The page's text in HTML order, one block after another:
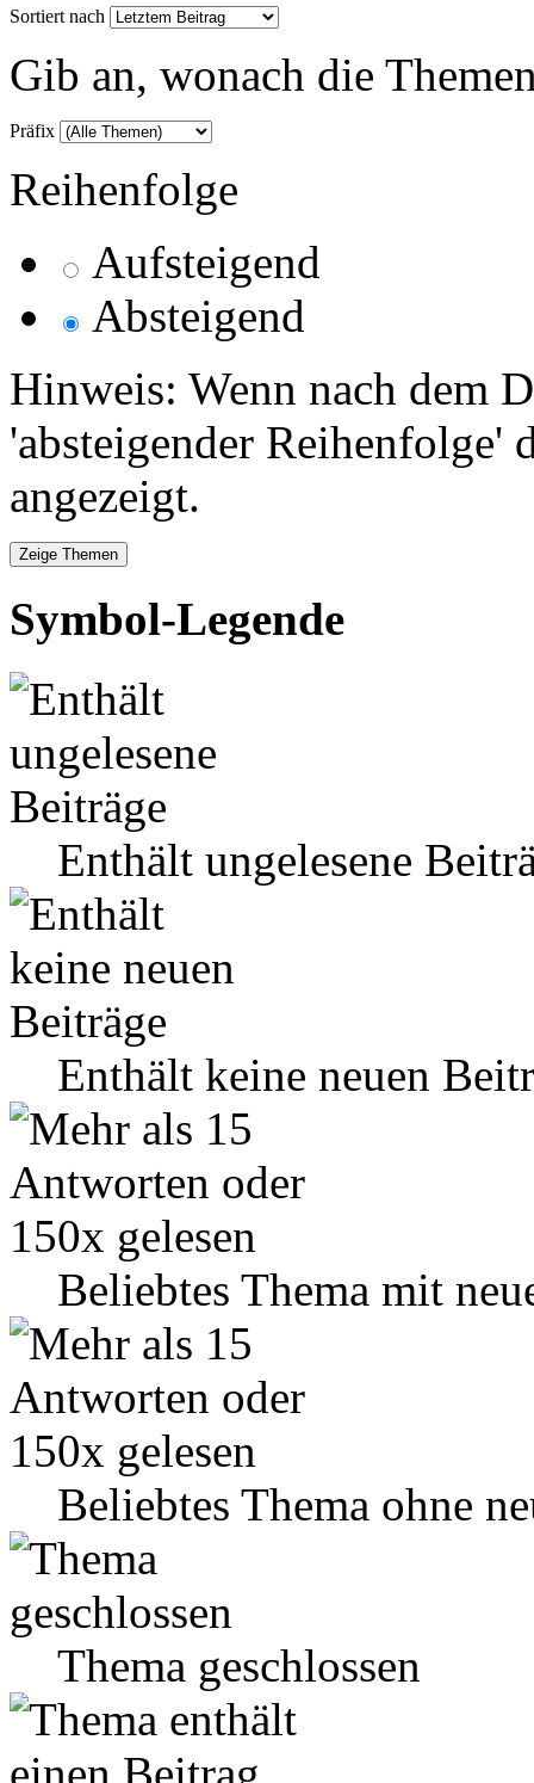
Sortiert nach
Gib an, wonach die
Präfix
Reihenfolge
Aufsteigend
Absteigend
Hinweis: Wenn nach dem
'absteigender Reihenfolge'
angezeigt.
Symbol-Legende
Enthält ungelesene
Enthält keine neuen
Beliebtes Thema mit
Beliebtes Thema ohne
Thema geschlossen